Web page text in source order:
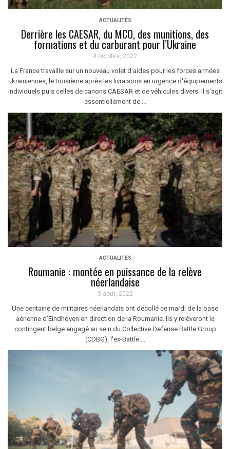
ACTUALITÉS
Derrière les CAESAR, du MCO, des munitions, des
formations et du carburant pour l’Ukraine
4 octobre, 2022
La France travaille sur un nouveau volet d'aides pour les forces armées
ukrainiennes, le troisième après les livraisons en urgence d'équipements
individuels puis celles de canons CAESAR et de véhicules divers. Il s'agit
essentiellement de ...
ACTUALITÉS
Roumanie : montée en puissance de la relève
néerlandaise
5 août, 2022
Une centaine de militaires néerlandais ont décollé ce mardi de la base
aérienne d'Eindhoven en direction de la Roumanie. Ils y relèveront le
contingent belge engagé au sein du Collective Defense Battle Group
(CDBG), l'ex-Battle ...